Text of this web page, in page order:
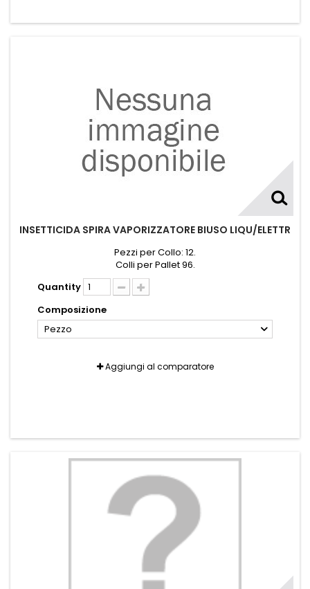
INSETTICIDA SPIRA VAPORIZZATORE BIUSO LIQU/ELETTR
Pezzi per Collo: 12.
Colli per Pallet 96.
Quantity
Composizione
Pezzo
Aggiungi al comparatore